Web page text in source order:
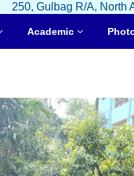
250, Gulbag R/A, North
Academic